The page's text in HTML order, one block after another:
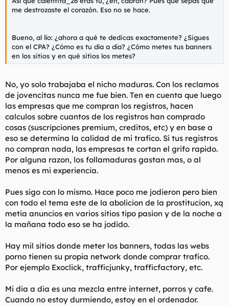
me destrozaste el corazón. Eso no se hace.
Bueno, al lío: ¿ahora a qué te dedicas exactamente? ¿Sigues
con el CPA? ¿Cómo es tu día a día? ¿Cómo metes tus banners
en los sitios y en qué sitios los metes?
No, yo solo trabajaba el nicho maduras. Con los reclamos
de jovencitas nunca me fue bien. Ten en cuenta que luego
las empresas que me compran los registros, hacen
calculos sobre cuantos de los registros han comprado
cosas (suscripciones premium, creditos, etc) y en base a
eso se determina la calidad de mi trafico. Si tus registros
no compran nada, las empresas te cortan el grifo rapido.
Por alguna razon, los follamaduras gastan mas, o al
menos es mi experiencia.
Pues sigo con lo mismo. Hace poco me jodieron pero bien
con todo el tema este de la abolicion de la prostitucion, xq
metia anuncios en varios sitios tipo pasion y de la noche a
la mañana todo eso se ha jodido.
Hay mil sitios donde meter los banners, todas las webs
porno tienen su propia network donde comprar trafico.
Por ejemplo Exoclick, trafficjunky, trafficfactory, etc.
Mi dia a dia es una mezcla entre internet, porros y cafe.
Cuando no estoy durmiendo, estoy en el ordenador.